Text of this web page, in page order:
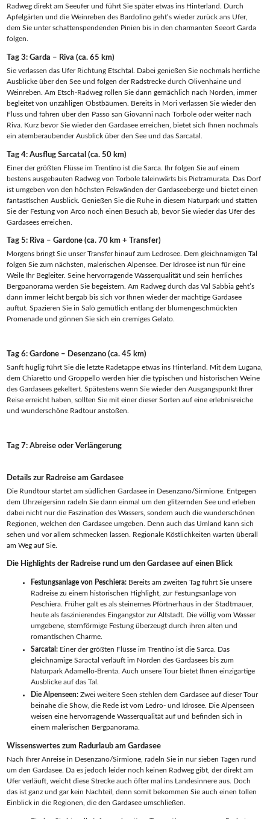
Radweg direkt am Seeufer und führt Sie später etwas ins Hinterland. Durch
Apfelgärten und die Weinreben des Bardolino geht’s wieder zurück ans Ufer,
dem Sie unter schattenspendenden Pinien bis in den charmanten Seeort Garda
folgen.
Tag 3: Garda – Riva (ca. 65 km)
Sie verlassen das Ufer Richtung Etschtal. Dabei genießen Sie nochmals herrliche
Ausblicke über den See und folgen der Radstrecke durch Olivenhaine und
Weinreben. Am Etsch-Radweg rollen Sie dann gemächlich nach Norden, immer
begleitet von unzähligen Obstbäumen. Bereits in Mori verlassen Sie wieder den
Fluss und fahren über den Passo san Giovanni nach Torbole oder weiter nach
Riva. Kurz bevor Sie wieder den Gardasee erreichen, bietet sich Ihnen nochmals
ein atemberaubender Ausblick über den See und das Sarcatal.
Tag 4: Ausflug Sarcatal (ca. 50 km)
Einer der größten Flüsse im Trentino ist die Sarca. Ihr folgen Sie auf einem
bestens ausgebauten Radweg von Torbole taleinwärts bis Pietramurata. Das Dorf
ist umgeben von den höchsten Felswänden der Gardaseeberge und bietet einen
fantastischen Ausblick. Genießen Sie die Ruhe in diesem Naturpark und statten
Sie der Festung von Arco noch einen Besuch ab, bevor Sie wieder das Ufer des
Gardasees erreichen.
Tag 5: Riva – Gardone (ca. 70 km + Transfer)
Morgens bringt Sie unser Transfer hinauf zum Ledrosee. Dem gleichnamigen Tal
folgen Sie zum nächsten, malerischen Alpensee. Der Idrosee ist nun für eine
Weile Ihr Begleiter. Seine hervorragende Wasserqualität und sein herrliches
Bergpanorama werden Sie begeistern. Am Radweg durch das Val Sabbia geht’s
dann immer leicht bergab bis sich vor Ihnen wieder der mächtige Gardasee
auftut. Spazieren Sie in Salò gemütlich entlang der blumengeschmückten
Promenade und gönnen Sie sich ein cremiges Gelato.
Tag 6: Gardone – Desenzano (ca. 45 km)
Sanft hüglig führt Sie die letzte Radetappe etwas ins Hinterland. Mit dem Lugana,
dem Chiaretto und Groppello werden hier die typischen und historischen Weine
des Gardasees gekeltert. Spätestens wenn Sie wieder den Ausgangspunkt Ihrer
Reise erreicht haben, sollten Sie mit einer dieser Sorten auf eine erlebnisreiche
und wunderschöne Radtour anstoßen.
Tag 7: Abreise oder Verlängerung
Details zur Radreise am Gardasee
Die Rundtour startet am südlichen Gardasee in Desenzano/Sirmione. Entgegen
dem Uhrzeigersinn radeln Sie dann einmal um den glitzernden See und erleben
dabei nicht nur die Faszination des Wassers, sondern auch die wunderschönen
Regionen, welchen den Gardasee umgeben. Denn auch das Umland kann sich
sehen und vor allem schmecken lassen. Regionale Köstlichkeiten warten überall
am Weg auf Sie.
Die Highlights der Radreise rund um den Gardasee auf einen Blick
Festungsanlage von Peschiera: Bereits am zweiten Tag führt Sie unsere
Radreise zu einem historischen Highlight, zur Festungsanlage von
Peschiera. Früher galt es als steinernes Pförtnerhaus in der Stadtmauer,
heute als faszinierendes Eingangstor zur Altstadt. Die völlig vom Wasser
umgebene, sternförmige Festung überzeugt durch ihren alten und
romantischen Charme.
Sarcatal: Einer der größten Flüsse im Trentino ist die Sarca. Das
gleichnamige Saractal verläuft im Norden des Gardasees bis zum
Naturpark Adamello-Brenta. Auch unsere Tour bietet Ihnen einzigartige
Ausblicke auf das Tal.
Die Alpenseen: Zwei weitere Seen stehlen dem Gardasee auf dieser Tour
beinahe die Show, die Rede ist vom Ledro- und Idrosee. Die Alpenseen
weisen eine hervorragende Wasserqualität auf und befinden sich in
einem malerischen Bergpanorama.
Wissenswertes zum Radurlaub am Gardasee
Nach Ihrer Anreise in Desenzano/Sirmione, radeln Sie in nur sieben Tagen rund
um den Gardasee. Da es jedoch leider noch keinen Radweg gibt, der direkt am
Ufer verläuft, weicht diese Strecke auch öfter mal ins Landesinnere aus. Doch
das ist ganz und gar kein Nachteil, denn somit bekommen Sie auch einen tollen
Einblick in die Regionen, die den Gardasee umschließen.